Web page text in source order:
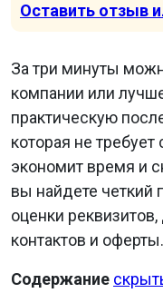
Оставить отзыв
За три минуты можно понять, стоит ли доверять
компании или
практическую
которая не
экономит время и
вы найдете
оценки
контактов и оферты.
Содержание